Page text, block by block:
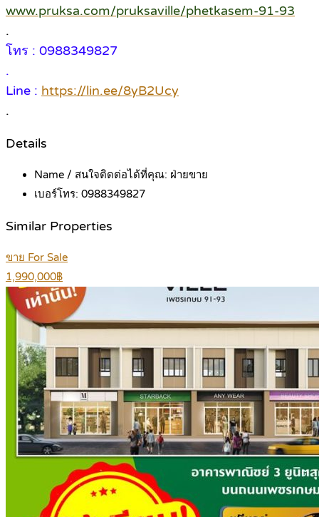
www.pruksa.com/pruksaville/phetkasem-91-93
.
โทร : 0988349827
.
Line : https://lin.ee/8yB2Ucy
.
Details
Name / สนใจติดต่อได้ที่คุณ: ฝ่ายขาย
เบอร์โทร: 0988349827
Similar Properties
ขาย For Sale
1,990,000฿